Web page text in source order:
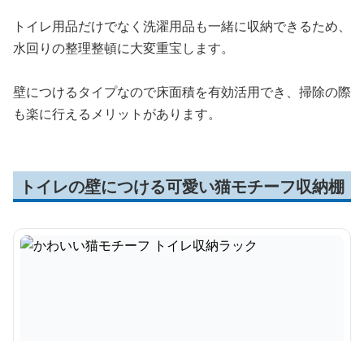
トイレ用品だけでなく洗濯用品も一緒に収納できるため、
水回りの整理整頓に大変重宝します。
壁につけるタイプなので床面積を有効活用でき、掃除の際
も楽に行えるメリットがあります。
トイレの壁につける可愛い猫モチーフ収納棚